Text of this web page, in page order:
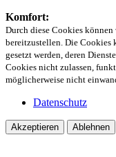
Komfort:
Durch diese Cookies
bereitzustellen. Die Cookies
gesetzt werden, deren
Cookies nicht zulassen,
möglicherweise nicht
Datenschutz
Akzeptieren Ablehnen